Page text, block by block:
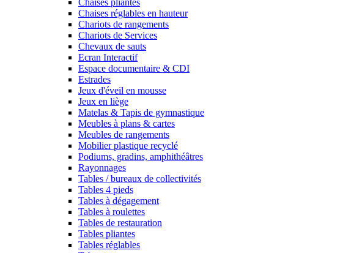
Chaises pliantes
Chaises réglables en hauteur
Chariots de rangements
Chariots de Services
Chevaux de sauts
Ecran Interactif
Espace documentaire & CDI
Estrades
Jeux d'éveil en mousse
Jeux en liège
Matelas & Tapis de gymnastique
Meubles à plans & cartes
Meubles de rangements
Mobilier plastique recyclé
Podiums, gradins, amphithéâtres
Rayonnages
Tables / bureaux de collectivités
Tables 4 pieds
Tables à dégagement
Tables à roulettes
Tables de restauration
Tables pliantes
Tables réglables